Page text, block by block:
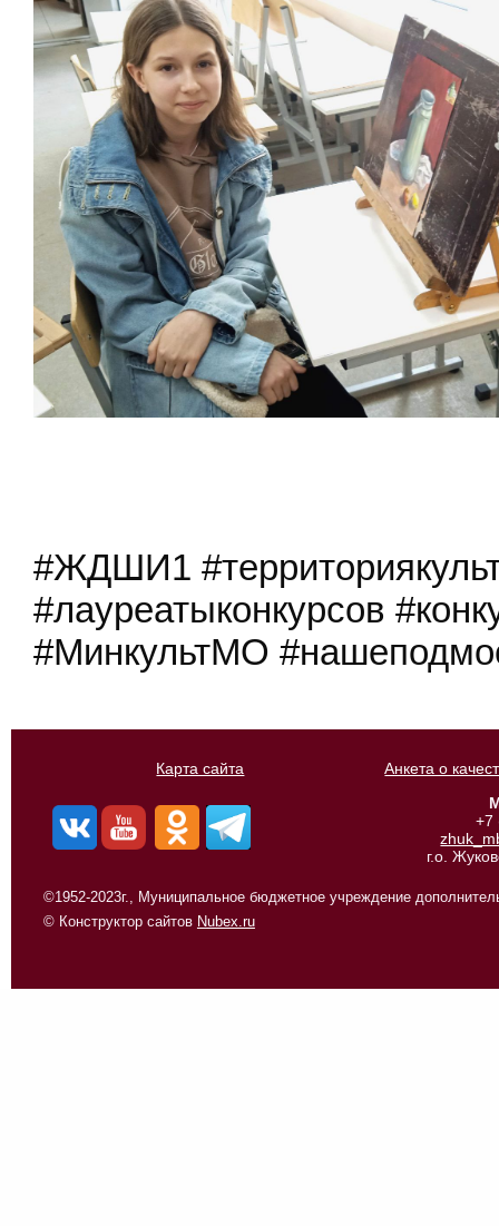
#ЖДШИ1
#лауреатыконкурсов
#МинкультМО
Карта сайта
Анкета о
+7
г.о.
©1952-2023г., Муниципальное бюджетное учреждение
© Конструктор сайтов Nubex.ru